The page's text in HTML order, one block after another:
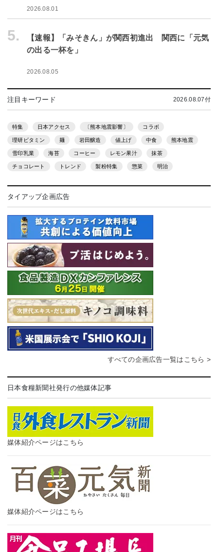
2026.08.01
5.
【速報】「みそきん」が関西初進出 関西に「元気
の出る一杯を」
2026.08.05
注目キーワード 2026.08.07付
特集 日本アクセス 〔熊本地震影響〕 コラボ
理研ビタミン 麺 岩田醸造 値上げ 中食 熊本地震
雪印乳業 海苔 コーヒー レモン果汁 抹茶
チョコレート トレンド 製粉特集 惣菜 明治
タイアップ企画広告
すべての企画広告一覧はこちら >
日本食糧新聞社発行の他媒体記事
媒体紹介ページはこちら
媒体紹介ページはこちら